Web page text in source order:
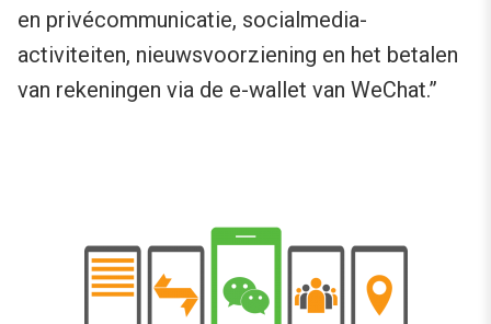
en privécommunicatie, socialmedia-
activiteiten, nieuwsvoorziening en het betalen
van rekeningen via de e-wallet van WeChat.”